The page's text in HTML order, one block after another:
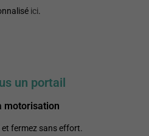
ici.
un portail
motorisation
et fermez sans effort.